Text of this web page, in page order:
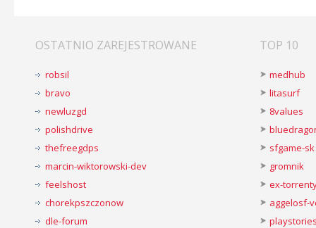
OSTATNIO ZAREJESTROWANE
robsil
bravo
newluzgd
polishdrive
thefreegdps
marcin-wiktorowski-dev
feelshost
chorekpszczonow
dle-forum
TOP 10
medhub
litasurf
8values
sfgame-sk
gromnik
ex-
aggelosf-